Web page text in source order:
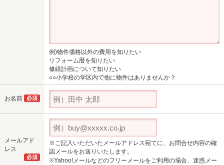
例)物件価格以外の費用を知りたい
リフォーム暦を知りたい
修繕計画について知りたい
○○小学校の学区内で他に物件はありませんか？
お名前 必須
メールアド
レス
必須
※ご記入いただいたメールアドレス宛てに、お問合せ内容の確
認メールをお送りいたします。
※Yahoo!メールなどのフリーメールをご利用の場合、迷惑メー